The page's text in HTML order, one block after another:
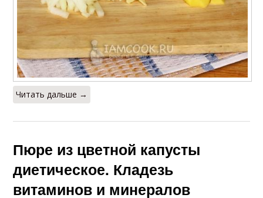
Читать дальше →
Пюре из цветной капусты
диетическое. Кладезь
витаминов и минералов